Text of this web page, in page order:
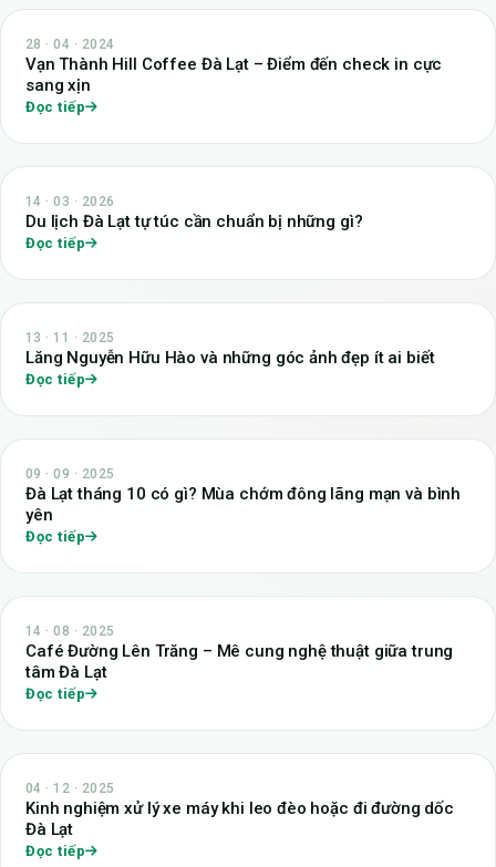
28 · 04 · 2024
Vạn Thành Hill Coffee Đà Lạt – Điểm đến check in cực
sang xịn
Đọc tiếp
14 · 03 · 2026
Du lịch Đà Lạt tự túc cần chuẩn bị những gì?
Đọc tiếp
13 · 11 · 2025
Lăng Nguyễn Hữu Hào và những góc ảnh đẹp ít ai biết
Đọc tiếp
09 · 09 · 2025
Đà Lạt tháng 10 có gì? Mùa chớm đông lãng mạn và bình
yên
Đọc tiếp
14 · 08 · 2025
Café Đường Lên Trăng – Mê cung nghệ thuật giữa trung
tâm Đà Lạt
Đọc tiếp
04 · 12 · 2025
Kinh nghiệm xử lý xe máy khi leo đèo hoặc đi đường dốc
Đà Lạt
Đọc tiếp